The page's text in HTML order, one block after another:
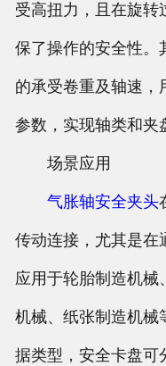
受高扭力，且在旋转
保了操作的安全性。
的承受卷重及轴速，
参数，实现轴类和夹
场景应用
气胀轴安全夹头
传动连接，尤其是在
应用于轮胎制造机械
机械、纸张制造机械
据类型，安全卡盘可